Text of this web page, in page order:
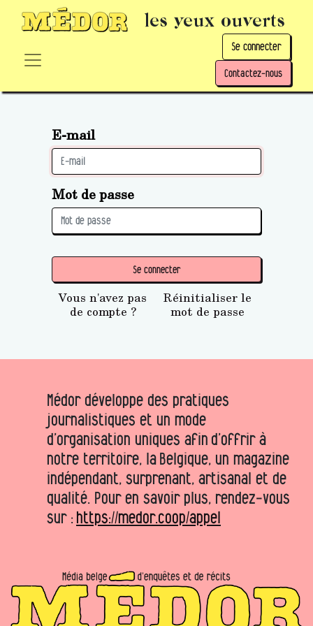
les yeux ouverts
Se connecter
Contactez-nous
E-mail
Mot de passe
Se connecter
Vous n'avez pas
de compte ?
Réinitialiser le
mot de passe
Médor développe des pratiques
journalistiques et un mode
d’organisation uniques afin d’offrir à
notre territoire, la Belgique, un magazine
indépendant, surprenant, artisanal et de
qualité. Pour en savoir plus, rendez-vous
sur : https://medor.coop/appel